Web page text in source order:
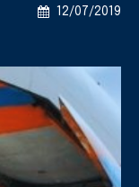
12/07/2019